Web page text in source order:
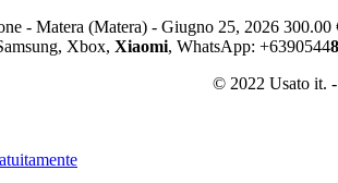
- Matera (Matera) - Giugno 25, 2026 300.00
Xbox, Xiaomi, WhatsApp: +63905448
© 2022 Usato it.